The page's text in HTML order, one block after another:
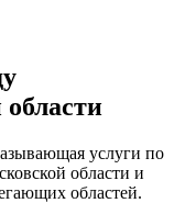
услуги по
области и
областей.